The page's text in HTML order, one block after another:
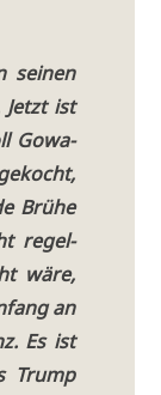
sei­nen
ist
Gowa­
Brü­he
regel­
wäre,
an
Es ist
Trump